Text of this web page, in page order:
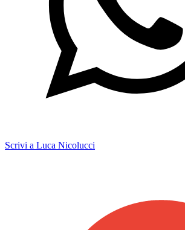
Scrivi a Luca Nicolucci